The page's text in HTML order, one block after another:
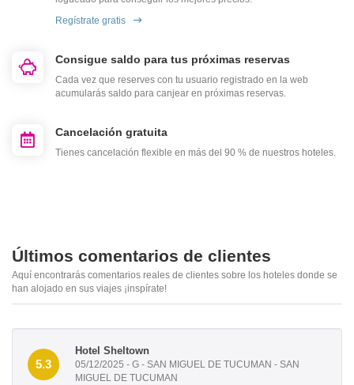
Regístrate gratis
Consigue saldo para tus próximas reservas
Cada vez que reserves con tu usuario registrado en la web
acumularás saldo para canjear en próximas reservas.
Cancelación gratuita
Tienes cancelación flexible en más del 90 % de nuestros hoteles.
Últimos comentarios de clientes
Aquí encontrarás comentarios reales de clientes sobre los hoteles donde se
han alojado en sus viajes ¡inspírate!
5.3
Hotel Sheltown
05/12/2025 - G - SAN MIGUEL DE TUCUMAN - SAN
MIGUEL DE TUCUMAN